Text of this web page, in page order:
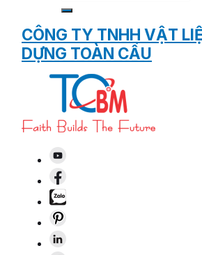
CÔNG TY TNHH VẬT
DỰNG TOÀN CẦU